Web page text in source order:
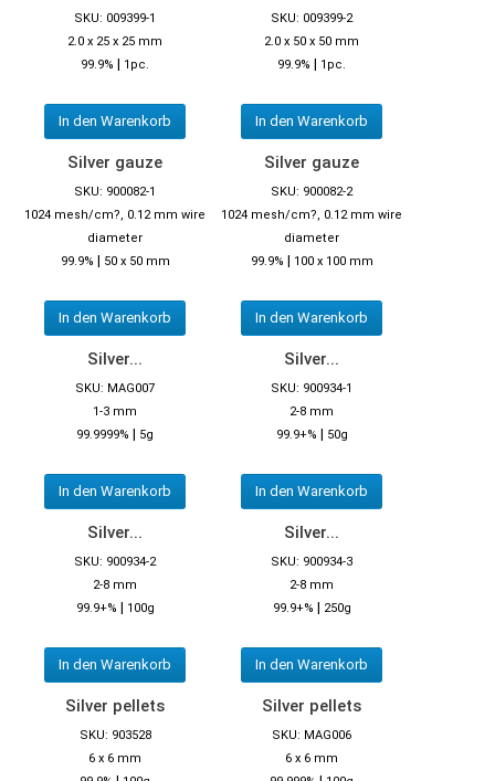
SKU: 009399-1
2.0 x 25 x 25 mm
99.9% | 1pc.
In den Warenkorb
SKU: 009399-2
2.0 x 50 x 50 mm
99.9% | 1pc.
In den Warenkorb
Silver gauze
SKU: 900082-1
1024 mesh/cm?, 0.12 mm wire
diameter
99.9% | 50 x 50 mm
In den Warenkorb
Silver gauze
SKU: 900082-2
1024 mesh/cm?, 0.12 mm wire
diameter
99.9% | 100 x 100 mm
In den Warenkorb
Silver...
SKU: MAG007
1-3 mm
99.9999% | 5g
In den Warenkorb
Silver...
SKU: 900934-1
2-8 mm
99.9+% | 50g
In den Warenkorb
Silver...
SKU: 900934-2
2-8 mm
99.9+% | 100g
In den Warenkorb
Silver...
SKU: 900934-3
2-8 mm
99.9+% | 250g
In den Warenkorb
Silver pellets
SKU: 903528
6 x 6 mm
Silver pellets
SKU: MAG006
6 x 6 mm